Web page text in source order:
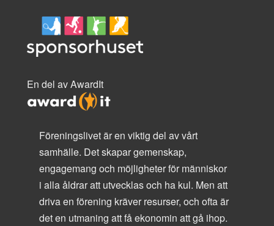
En del av AwardIt
Föreningslivet är en viktig del av vårt
samhälle. Det skapar gemenskap,
engagemang och möjligheter för människor
i alla åldrar att utvecklas och ha kul. Men att
driva en förening kräver resurser, och ofta är
det en utmaning att få ekonomin att gå ihop.